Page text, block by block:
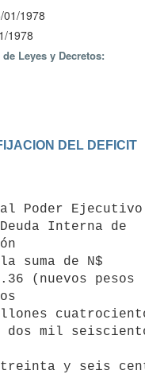
01/1978
1978
Leyes y Decretos:
DEL DEFICIT
Poder
Interna de
suma de N$
(nuevos pesos
dos mil
y seis